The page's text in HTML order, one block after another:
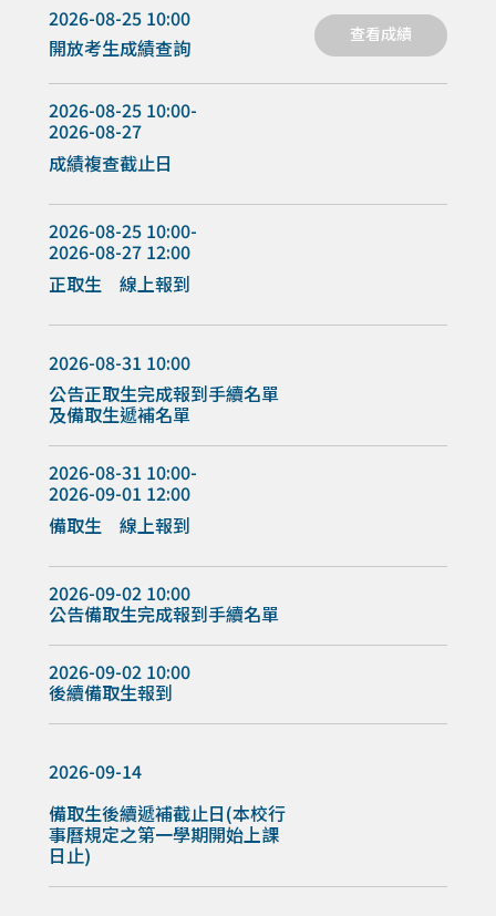
2026-08-25 10:00
開放考生成績查詢
查看成績
2026-08-25 10:00-
2026-08-27
成績複查截止日
2026-08-25 10:00-
2026-08-27 12:00
正取生 線上報到
2026-08-31 10:00
公告正取生完成報到手續名單
及備取生遞補名單
2026-08-31 10:00-
2026-09-01 12:00
備取生 線上報到
2026-09-02 10:00
公告備取生完成報到手續名單
2026-09-02 10:00
後續備取生報到
2026-09-14
備取生後續遞補截止日(本校行
事曆規定之第一學期開始上課
日止)